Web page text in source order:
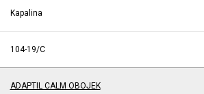
Kapalina
104-19/C
ADAPTIL CALM OBOJEK